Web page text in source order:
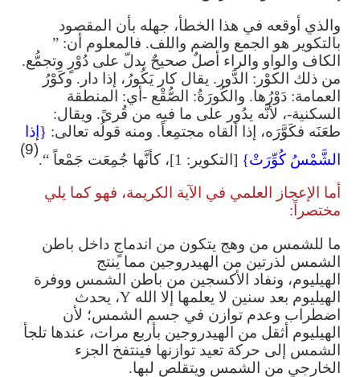
والذي أوقعه في هذا الخطأ، جهله بأن المقصود
بالتكوير هو الجمع والضم واللف. فالمعلوم أن: ”
الكاف والواو والراء أصلٌ صحيحٌ يدلّ على دُوْرٍ وتجمُّع.
من ذلك الكوْر: الدَّور. يقال كار يَكُورُ، إذا دار. وكَوْرُ
العمامة: دَوْرُها. والكُورَةُ: الصُّقْع -أي: المنطقة
السكنية-، لأنَّه يدُور على ما فيه من قُرىً. ويقال:
طعَنَه فكَوَّرَه، إذا ألقاه مجتمِعاً. ومنه قولُه تعالى: {إ ذا
الشَّمْسُ كُوِّرَتْ} [التكوير: 1]، كأنَّها جُمِعَت جَمْعاً “.
(9)
أما الإعجاز العلمي في الآية الكريمة، فهو كما يلي
مختصراً:
ما للشمس من وهج يتكون من اندماجٍ داخل باطن
الشمس لذرتين من الهيدروجين مما ينتج
الهيليوم، ونفاد الأكسجين من باطن الشمس ووفرة
الهيليوم بعد سنين لا يعلمها إلا الله Y، يحدث
اضطراب وعدم توازن في جسم الشمس؛ لأن
الهيليوم أثقل من الهيدروجين بأربع مرات، عندها تلجأ
الشمس إلى حركة تعيد توازنها فينتفخ الجزء
الخارجي من الشمس ويتقلص لبها.